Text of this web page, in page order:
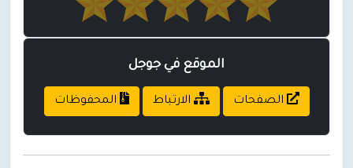
الموقع في جوجل
الصفحات الارتباط المحفوظات